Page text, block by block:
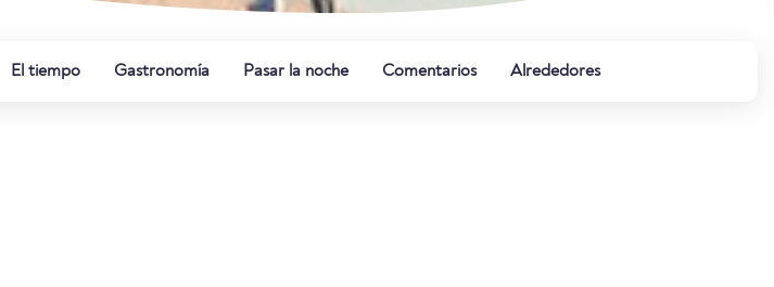
El tiempo Gastronomía Pasar la noche Comentarios Alrededores